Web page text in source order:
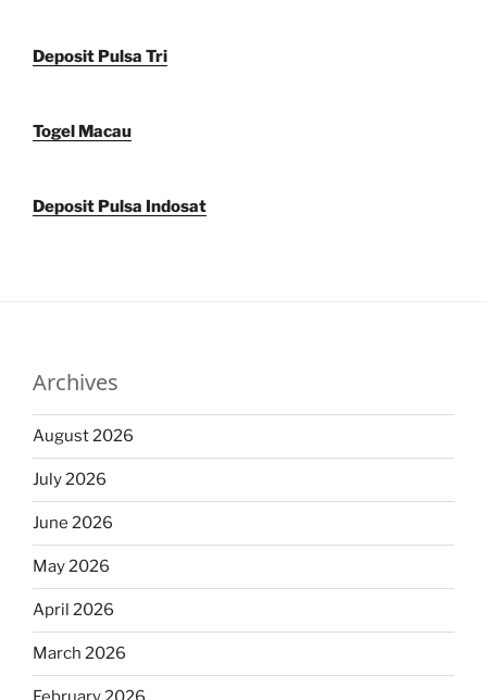
Deposit Pulsa Tri
Togel Macau
Deposit Pulsa Indosat
Archives
August 2026
July 2026
June 2026
May 2026
April 2026
March 2026